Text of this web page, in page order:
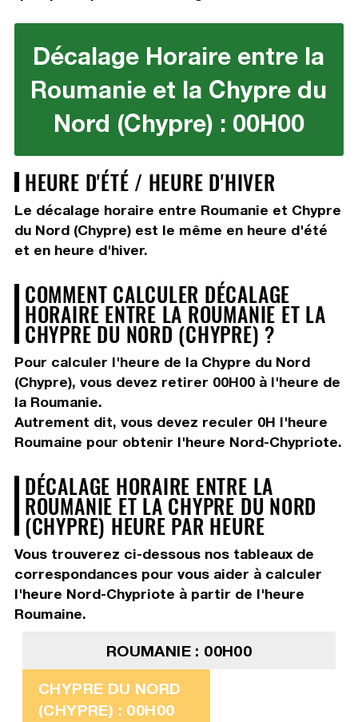
Décalage Horaire entre la
Roumanie et la Chypre du
Nord (Chypre) : 00H00
HEURE D'ÉTÉ / HEURE D'HIVER
Le décalage horaire entre Roumanie et Chypre
du Nord (Chypre) est le même en heure d'été
et en heure d'hiver.
COMMENT CALCULER DÉCALAGE
HORAIRE ENTRE LA ROUMANIE ET LA
CHYPRE DU NORD (CHYPRE) ?
Pour calculer l'heure de la Chypre du Nord
(Chypre), vous devez retirer 00H00à l'heure de
la Roumanie.
Autrement dit, vous devez reculer 0H l'heure
Roumaine pour obtenir l'heure Nord-Chypriote.
DÉCALAGE HORAIRE ENTRE LA
ROUMANIE ET LA CHYPRE DU NORD
(CHYPRE) HEURE PAR HEURE
Vous trouverez ci-dessous nos tableaux de
correspondances pour vous aider à calculer
l'heure Nord-Chypriote à partir de l'heure
Roumaine.
ROUMANIE : 00H00
CHYPRE DU NORD
(CHYPRE) : 00H00